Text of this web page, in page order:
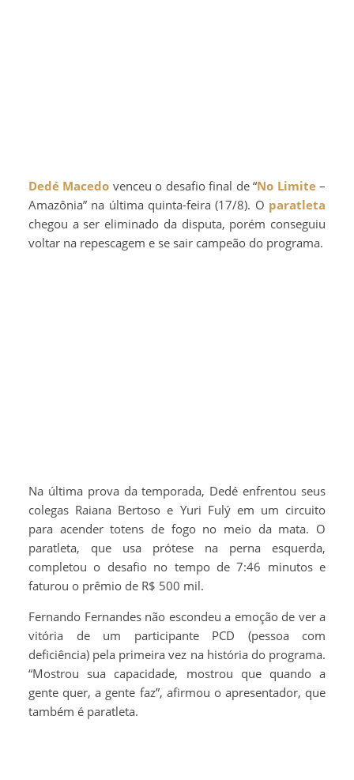
Dedé Macedo venceu o desafio final de “No Limite–
Amazônia” na última quinta-feira (17/8). O paratleta
chegou a ser eliminado da disputa, porém conseguiu
voltar na repescagem e se sair campeão do programa.
Na última prova da temporada, Dedé enfrentou seus
colegas Raiana Bertoso e Yuri Fulý em um circuito
para acender totens de fogo no meio da mata. O
paratleta, que usa prótese na perna esquerda,
completou o desafio no tempo de 7:46 minutos e
faturou o prêmio de R$ 500 mil.
Fernando Fernandes não escondeu a emoção de ver a
vitória de um participante PCD (pessoa com
deficiência) pela primeira vez na história do programa.
“Mostrou sua capacidade, mostrou que quando a
gente quer, a gente faz”, afirmou o apresentador, que
também é paratleta.